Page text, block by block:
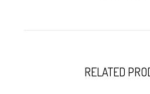
RELATED